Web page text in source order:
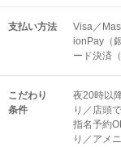
支払い方法
Visa／
ionPay（
ード決済
こだわり
条件
夜20時以
り／店頭
指名予約
り／アメ